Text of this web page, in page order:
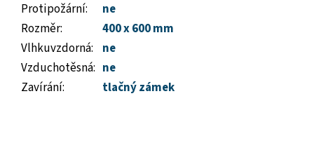
Protipožární:
ne
Rozměr:
400 x 600 mm
Vlhkuvzdorná:
ne
Vzduchotěsná: ne
Zavírání: tlačný zámek